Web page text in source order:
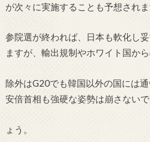
が次々に実施することも予想されま
参院選が終われば、日本も軟化し
ますが、輸出規制やホワイト国か
除外はG20でも韓国以外の国には
安倍首相も強硬な姿勢は崩さない
ょう。